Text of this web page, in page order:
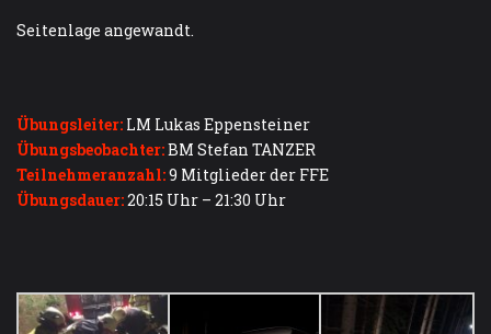
Seitenlage angewandt.
Übungsleiter: LM Lukas Eppensteiner
Übungsbeobachter:BM Stefan TANZER
Teilnehmeranzahl:9 Mitglieder der FFE
Übungsdauer:20:15 Uhr – 21:30 Uhr